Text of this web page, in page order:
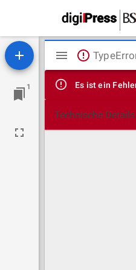
1
Mirador
Viewer
Es ist ein
Technische Details